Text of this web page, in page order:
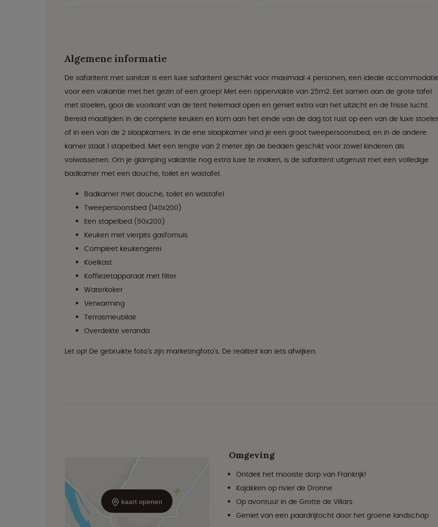
Algemene informatie
De safaritent met sanitair is een luxe safaritent geschikt voor maximaal 4 personen, een ideale
voor een vakantie met het gezin of een groep! Met een oppervlakte van 25m2. Eet samen aan de grote tafel
met stoelen, gooi de voorkant van de tent helemaal open en geniet extra van het uitzicht en de frisse lucht.
Bereid maaltijden in de complete keuken en kom aan het einde van de dag tot rust op een van de luxe
of in een van de 2 slaapkamers. In de ene slaapkamer vind je een groot tweepersoonsbed, en in de andere
kamer staat 1 stapelbed. Met een lengte van 2 meter zijn de bedden geschikt voor zowel kinderen als
volwassenen. Om je glamping vakantie nog extra luxe te maken, is de safaritent uitgerust met een volledige
badkamer met een douche, toilet en wastafel.
Badkamer met douche, toilet en wastafel
Tweepersoonsbed (140x200)
Een stapelbed (90x200)
Keuken met vierpits gasfornuis
Compleet keukengerei
Koelkast
Koffiezetapparaat met filter
Waterkoker
Verwarming
Terrasmeubilair
Overdekte veranda
Let op! De gebruikte foto's zijn marketingfoto's. De realiteit kan iets afwijken.
kaart openen
Omgeving
Ontdek het mooiste dorp van Frankrijk!
Kajakken op rivier de Dronne
Op avontuur in de Grotte de Villars
Geniet van een paardrijtocht door het groene landschap